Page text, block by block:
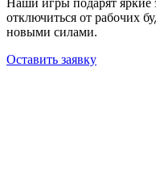
отключиться от рабочих
новыми силами.
Оставить заявку